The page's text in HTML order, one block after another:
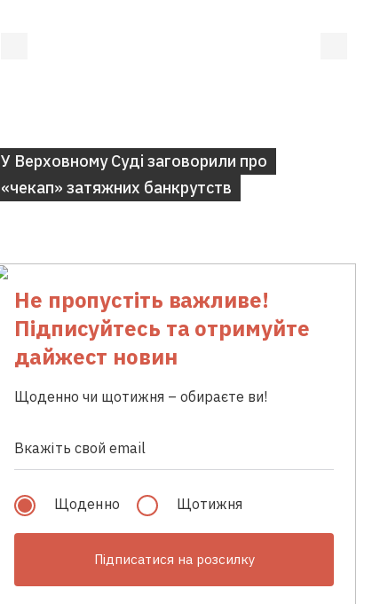
У Верховному Суді заговорили про
«чекап» затяжних банкрутств
Не пропустіть важливе!
Підписуйтесь та отримуйте
дайжест новин
Щоденно чи щотижня – обираєте ви!
Щоденно Щотижня
Підписатися на розсилку